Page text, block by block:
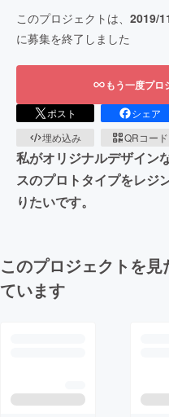
このプロジェクトは、 2019/
に募集を終了しました
もう一度プロ
ポスト シェア
埋め込み
QRコード
私がオリジナルデザイン
スのプロトタイプをレジ
りたいです。
このプロジェクトを
ています